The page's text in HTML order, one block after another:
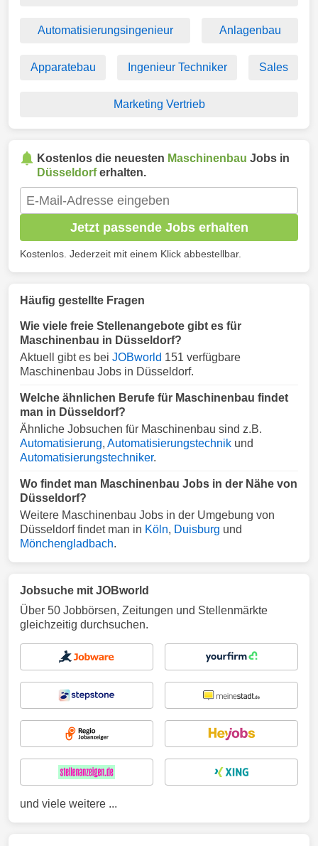
Automatisierungsingenieur Anlagenbau
Apparatebau Ingenieur Techniker Sales
Marketing Vertrieb
Kostenlos die neuesten Maschinenbau Jobs in
Düsseldorferhalten.
Jetzt passende Jobs erhalten
Kostenlos. Jederzeit mit einem Klick abbestellbar.
Häufig gestellte Fragen
Wie viele freie Stellenangebote gibt es für
Maschinenbau in Düsseldorf?
Aktuell gibt es bei JOBworld 151 verfügbare
Maschinenbau Jobs in Düsseldorf.
Welche ähnlichen Berufe für Maschinenbau findet
man in Düsseldorf?
Ähnliche Jobsuchen für Maschinenbau sind z.B.
Automatisierung, Automatisierungstechnik und
Automatisierungstechniker.
Wo findet man Maschinenbau Jobs in der Nähe von
Düsseldorf?
Weitere Maschinenbau Jobs in der Umgebung von
Düsseldorf findet man in Köln, Duisburg und
Mönchengladbach.
Jobsuche mit JOBworld
Über 50 Jobbörsen, Zeitungen und Stellenmärkte
gleichzeitig durchsuchen.
und viele weitere ...